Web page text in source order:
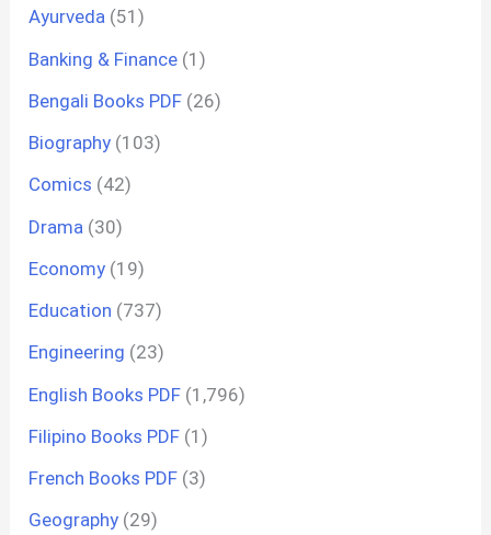
Ayurveda (51)
Banking & Finance (1)
Bengali Books PDF (26)
Biography (103)
Comics (42)
Drama (30)
Economy (19)
Education (737)
Engineering (23)
English Books PDF (1,796)
Filipino Books PDF (1)
French Books PDF (3)
Geography (29)